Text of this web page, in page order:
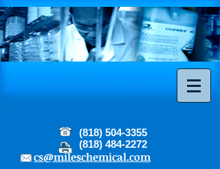
(818) 504-3355
(818) 484-2272
cs@mileschemical.com